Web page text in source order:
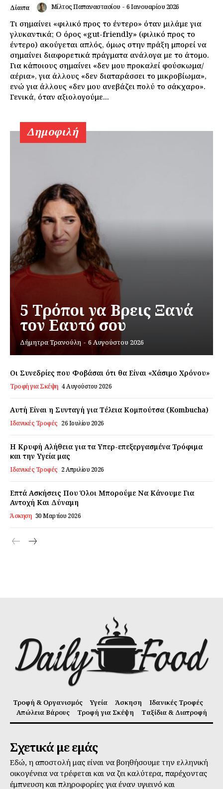
Εγγραφείτε τώρα!
Daily Food
Σχετικά με εμάς
Ο λογαριασμός μου
Επικοινωνία
Δίαιτα Μίλτος Παπαναστασίου - 6 Ιανουαρίου 2026
Τι σημαίνει «φιλικό προς το έντερο» όταν μιλάμε για
γλυκαντικά; Ο όρος «gut-friendly» (φιλικό προς το
έντερο) ακούγεται απλός, όμως στην πράξη μπορεί να
σημαίνει διαφορετικά πράγματα ανάλογα με το άτομο.
Για κάποιους σημαίνει «δεν μου προκαλεί φούσκωμα/
αέρια», για άλλους «δεν διαταράσσει το μικροβίωμα»,
ενώ για άλλους «δεν μου ανεβάζει πολύ το σάκχαρο».
Γενικά, όταν αξιολογούμε...
Δημοφιλή
5 Τρόποι να Βρεις Ξανά
τον Εαυτό σου
Δήμητρα Τρανούλη - 6 Αυγούστου 2026
Οι Συνεδρίες που Φοβάσαι ότι θα Είναι «Χάσιμο Χρόνου»
Τροφή για Σκέψη 4 Αυγούστου 2026
Αυτή Είναι η Συνταγή για Τέλεια Κομπούτσα (Kombucha)
Ιδανικές Τροφές 26 Ιουλίου 2026
Η Κρυφή Αλήθεια για τα Υπερ-επεξεργασμένα Τρόφιμα
και την Υγεία μας
Ιδανικές Τροφές 2 Απριλίου 2026
Επτά Ασκήσεις Που Όλοι Μπορούμε Να Κάνουμε Για
Αντοχή Και Δύναμη
Άσκηση 30 Μαρτίου 2026
Τροφή & Οργανισμός Υγεία Άσκηση
Ιδανικές Τροφές
Απώλεια Βάρους
Τροφή για Σκέψη Ταξίδια & Διατροφή
Σχετικά με εμάς
Εδώ, η αποστολή μας είναι να βοηθήσουμε την ελληνική
οικογένεια να τρέφεται και να ζει καλύτερα, παρέχοντας
έμπνευση και πληροφορίες για έναν υγιεινό και